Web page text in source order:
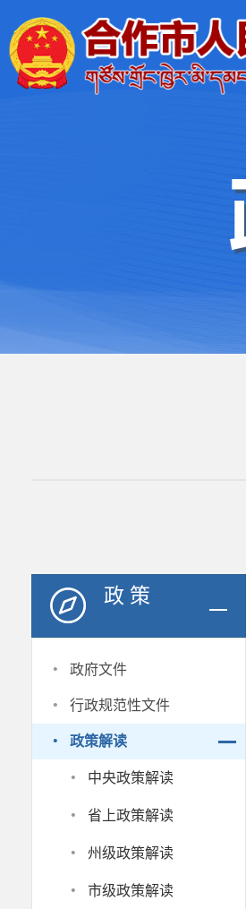
政 策
· 政府文件
· 行政规范性文件
· 政策解读
· 中央政策解读
· 省上政策解读
· 州级政策解读
· 市级政策解读